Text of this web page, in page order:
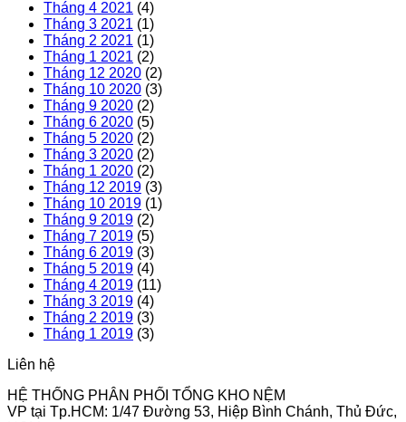
Tháng 4 2021 (4)
Tháng 3 2021 (1)
Tháng 2 2021 (1)
Tháng 1 2021 (2)
Tháng 12 2020 (2)
Tháng 10 2020 (3)
Tháng 9 2020 (2)
Tháng 6 2020 (5)
Tháng 5 2020 (2)
Tháng 3 2020 (2)
Tháng 1 2020 (2)
Tháng 12 2019 (3)
Tháng 10 2019 (1)
Tháng 9 2019 (2)
Tháng 7 2019 (5)
Tháng 6 2019 (3)
Tháng 5 2019 (4)
Tháng 4 2019 (11)
Tháng 3 2019 (4)
Tháng 2 2019 (3)
Tháng 1 2019 (3)
Liên hệ
HỆ THỐNG PHÂN PHỐI TỔNG KHO NỆM
VP tại Tp.HCM: 1/47 Đường 53, Hiệp Bình Chánh, Thủ Đức,